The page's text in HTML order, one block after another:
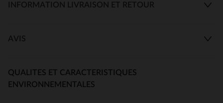
INFORMATION LIVRAISON ET RETOUR
AVIS
QUALITES ET CARACTERISTIQUES
ENVIRONNEMENTALES